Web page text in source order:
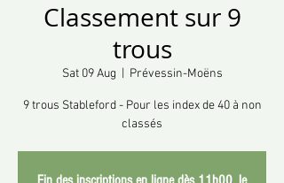
Classement sur 9
trous
Sat 09 Aug Prévessin-Moëns
9 trous Stableford - Pour les index de 40 à non
classés